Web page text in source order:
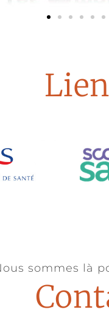
sommes là